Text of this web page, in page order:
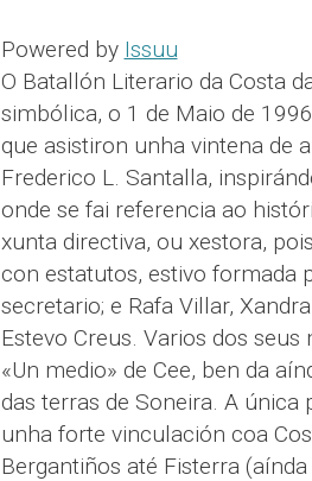
Powered by Issuu
O Batallón Literario da Costa
simbólica, o 1 de Maio de
que asistiron unha vintena de
Frederico L. Santalla,
onde se fai referencia ao
xunta directiva, ou xestora,
con estatutos, estivo formada
secretario; e Rafa Villar,
Estevo Creus. Varios dos
«Un medio» de Cee, ben da
das terras de Soneira. A única
unha forte vinculación coa
Bergantiños até Fisterra